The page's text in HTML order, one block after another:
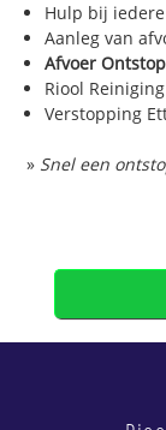
Hulp bij
Aanleg van
Afvoer
Riool
Verstopping
» Snel een